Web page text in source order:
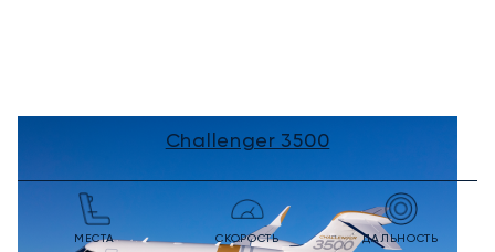
Challenger 3500
МЕСТА СКОРОСТЬ ДАЛЬНОСТЬ